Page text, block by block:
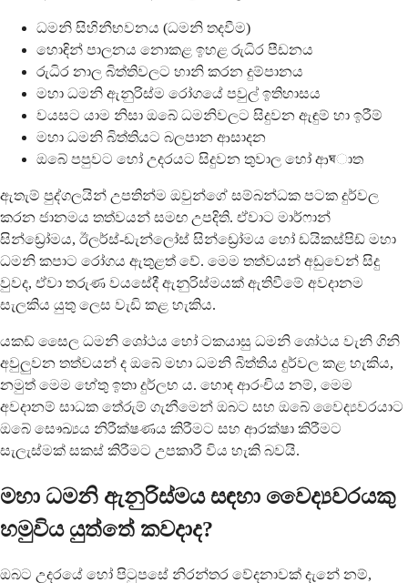
ධමනි සිහිනීභවනය (ධමනි තදවීම)
හොඳින් පාලනය නොකළ ඉහළ රුධිර පීඩනය
රුධිර නාල බිත්තිවලට හානි කරන දුම්පානය
මහා ධමනි ඇනුරිස්ම රෝගයේ පවුල් ඉතිහාසය
වයසට යාම නිසා ඔබේ ධමනිවලට සිදුවන ඇඳුම් හා ඉරීම්
මහා ධමනි බිත්තියට බලපාන ආසාදන
ඔබේ පපුවට හෝ උදරයට සිදුවන තුවාල හෝ ආঘාත
ඇතැම් පුද්ගලයින් උපතින්ම ඔවුන්ගේ සම්බන්ධක පටක දුර්වල
කරන ජානමය තත්වයන් සමඟ උපදිති. ඒවාට මාර්ෆාන්
සින්ඩ්‍රෝමය, ඊලර්ස්-ඩැන්ලෝස් සින්ඩ්‍රෝමය හෝ ඩයිකස්පිඩ් මහා
ධමනි කපාට රෝගය ඇතුළත් වේ. මෙම තත්වයන් අඩුවෙන් සිදු
වුවද, ඒවා තරුණ වයසේදී ඇනුරිස්මයක් ඇතිවීමේ අවදානම
සැලකිය යුතු ලෙස වැඩි කළ හැකිය.
යකඩ් සෛල ධමනි ශෝථය හෝ ටකයාසු ධමනි ශෝථය වැනි ගිනි
අවුලුවන තත්වයන් ද ඔබේ මහා ධමනි බිත්තිය දුර්වල කළ හැකිය,
නමුත් මෙම හේතු ඉතා දුර්ලභ ය. හොඳ ආරංචිය නම්, මෙම
අවදානම් සාධක තේරුම් ගැනීමෙන් ඔබට සහ ඔබේ වෛද්‍යවරයාට
ඔබේ සෞඛ්‍යය නිරීක්ෂණය කිරීමට සහ ආරක්ෂා කිරීමට
සැලැස්මක් සකස් කිරීමට උපකාරී විය හැකි බවයි.
මහා ධමනි ඇනුරිස්මය සඳහා වෛද්‍යවරයකු
හමුවිය යුත්තේ කවදාද?
ඔබට උදරයේ හෝ පිටුපසේ නිරන්තර වේදනාවක් දැනේ නම්,